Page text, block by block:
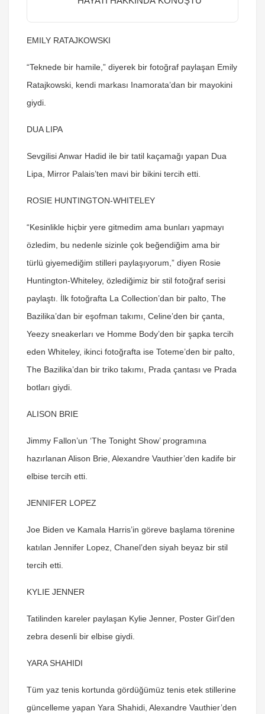
EMILY RATAJKOWSKI
“Teknede bir hamile,” diyerek bir fotoğraf paylaşan Emily
Ratajkowski, kendi markası Inamorata’dan bir mayokini
giydi.
DUA LIPA
Sevgilisi Anwar Hadid ile bir tatil kaçamağı yapan Dua
Lipa, Mirror Palais’ten mavi bir bikini tercih etti.
ROSIE HUNTINGTON-WHITELEY
“Kesinlikle hiçbir yere gitmedim ama bunları yapmayı
özledim, bu nedenle sizinle çok beğendiğim ama bir
türlü giyemediğim stilleri paylaşıyorum,” diyen Rosie
Huntington-Whiteley, özlediğimiz bir stil fotoğraf serisi
paylaştı. İlk fotoğrafta La Collection’dan bir palto, The
Bazilika’dan bir eşofman takımı, Celine’den bir çanta,
Yeezy sneakerları ve Homme Body’den bir şapka tercih
eden Whiteley, ikinci fotoğrafta ise Toteme’den bir palto,
The Bazilika’dan bir triko takımı, Prada çantası ve Prada
botları giydi.
ALISON BRIE
Jimmy Fallon’un ‘The Tonight Show’ programına
hazırlanan Alison Brie, Alexandre Vauthier’den kadife bir
elbise tercih etti.
JENNIFER LOPEZ
Joe Biden ve Kamala Harris’in göreve başlama törenine
katılan Jennifer Lopez, Chanel’den siyah beyaz bir stil
tercih etti.
KYLIE JENNER
Tatilinden kareler paylaşan Kylie Jenner, Poster Girl’den
zebra desenli bir elbise giydi.
YARA SHAHIDI
Tüm yaz tenis kortunda gördüğümüz tenis etek stillerine
güncelleme yapan Yara Shahidi, Alexandre Vauthier’den